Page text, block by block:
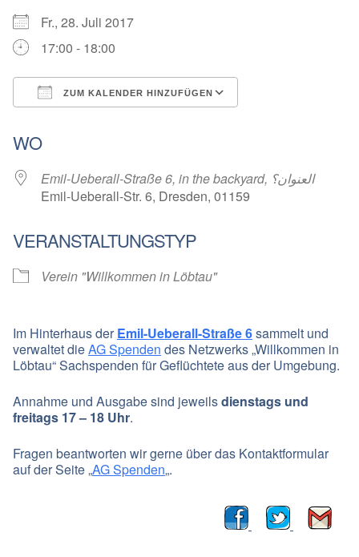
Fr., 28. Juli 2017
17:00 - 18:00
ZUM KALENDER HINZUFÜGEN
WO
Emil-Ueberall-Straße 6, in the backyard, العنوان؟
Emil-Ueberall-Str. 6, Dresden, 01159
VERANSTALTUNGSTYP
Verein "Willkommen in Löbtau"
Im Hinterhaus derEmil-Ueberall-Straße 6sammelt und
verwaltet dieAG Spenden des Netzwerks „Willkommen in
Löbtau“ Sachspenden für Geflüchtete aus der Umgebung.
Annahme und Ausgabe sind jeweilsdienstags und
freitags 17 – 18 Uhr.
Fragen beantworten wir gerne über das Kontaktformular
auf der Seite „AG Spenden„.